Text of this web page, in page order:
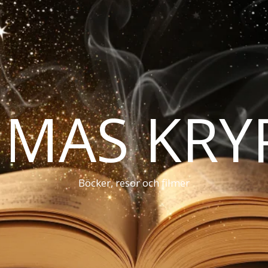
Böcker, resor och filmer